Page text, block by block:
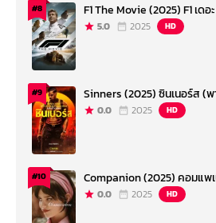
#8 F1 The Movie (2025) F1 เด
5.0 2025 HD
#9 Sinners (2025) ซินเนอร์ส (พ
0.0 2025 HD
#10 Companion (2025) คอมแพ
0.0 2025 HD